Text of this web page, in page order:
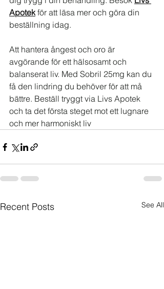
Apotek för att läsa mer och göra din
beställning idag.
Att hantera ångest och oro är
avgörande för ett hälsosamt och
balanserat liv. Med Sobril 25mg kan du
få den lindring du behöver för att må
bättre. Beställ tryggt via Livs Apotek
och ta det första steget mot ett lugnare
och mer harmoniskt liv
Recent Posts See All